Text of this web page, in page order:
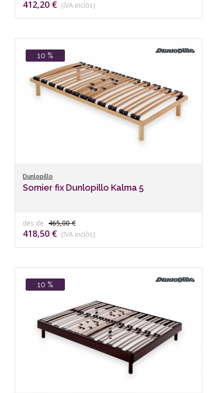
412,20 € (IVA inclòs)
10 %
Dunlopillo
Somier fix Dunlopillo Kalma 5
des de 465,00 €
418,50 € (IVA inclòs)
10 %